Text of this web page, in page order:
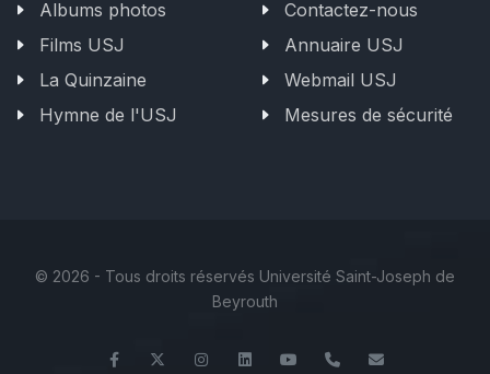
Albums photos
Films USJ
La Quinzaine
Hymne de l'USJ
Contactez-nous
Annuaire USJ
Webmail USJ
Mesures de sécurité
© 2026 - Tous droits réservés Université Saint-Joseph de
Beyrouth
FacebookTwitter InstagramLinkedInYouTube+961 (1) 421 548